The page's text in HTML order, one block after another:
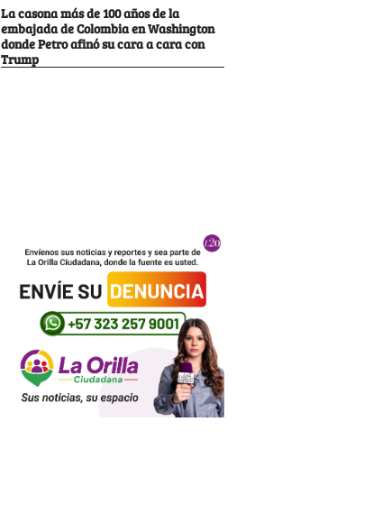
La casona más de 100 años de la
embajada de Colombia en Washington
donde Petro afinó su cara a cara con
Trump